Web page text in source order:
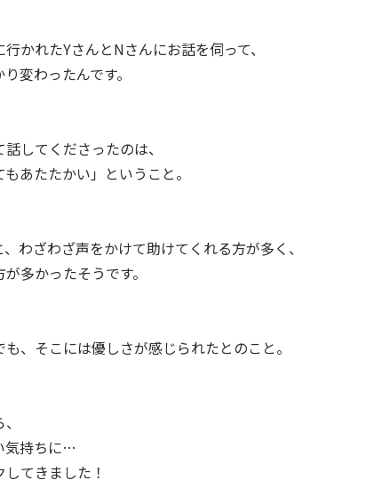
かれたYさんとNさんにお話を伺って、
変わったんです。
してくださったのは、
もあたたかい」ということ。
わざわざ声をかけて助けてくれる方が多く、
多かったそうです。
、そこには優しさが感じられたとのこと。
気持ちに…
てきました！